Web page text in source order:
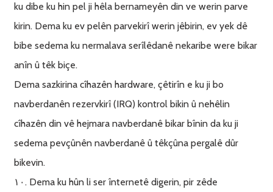
ku dibe ku hin pel ji hêla bernameyên din ve werin parve
kirin. Dema ku ev pelên parvekirî werin jêbirin, ev yek dê
bibe sedema ku nermalava serîlêdanê nekaribe were bikar
anîn û têk biçe.
Dema sazkirina cîhazên hardware, çêtirîn e ku ji bo
navberdanên rezervkirî (IRQ) kontrol bikin û nehêlin
cîhazên din vê hejmara navberdanê bikar bînin da ku ji
sedema pevçûnên navberdanê û têkçûna pergalê dûr
bikevin.
١٠. Dema ku hûn li ser înternetê digerin, pir zêde